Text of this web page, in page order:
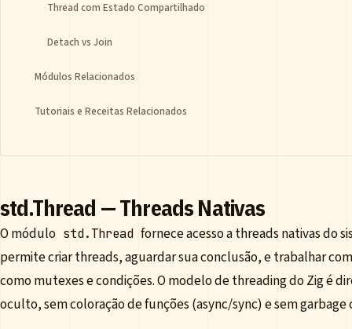
Thread com Estado Compartilhado
Detach vs Join
Módulos Relacionados
Tutoriais e Receitas Relacionados
std.Thread — Threads Nativas
O módulo std.Thread fornece acesso a threads nativas do
permite criar threads, aguardar sua conclusão, e trabalhar
como mutexes e condições. O modelo de threading do Zig é
oculto, sem coloração de funções (async/sync) e sem